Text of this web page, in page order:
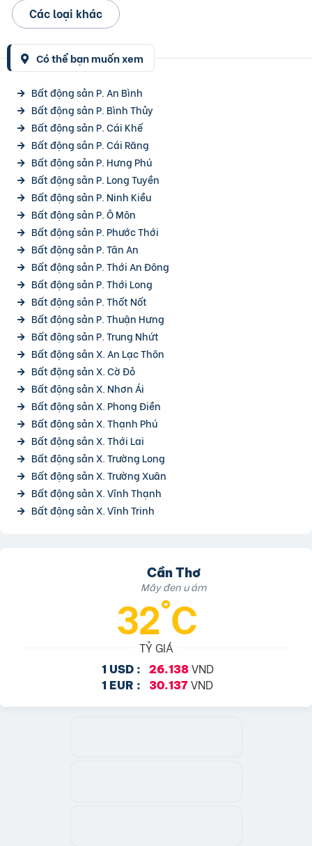
Các loại khác
Có thể bạn muốn xem
Bất động sản P. An Bình
Bất động sản P. Bình Thủy
Bất động sản P. Cái Khế
Bất động sản P. Cái Răng
Bất động sản P. Hưng Phú
Bất động sản P. Long Tuyền
Bất động sản P. Ninh Kiều
Bất động sản P. Ô Môn
Bất động sản P. Phước Thới
Bất động sản P. Tân An
Bất động sản P. Thới An Đông
Bất động sản P. Thới Long
Bất động sản P. Thốt Nốt
Bất động sản P. Thuận Hưng
Bất động sản P. Trung Nhứt
Bất động sản X. An Lạc Thôn
Bất động sản X. Cờ Đỏ
Bất động sản X. Nhơn Ái
Bất động sản X. Phong Điền
Bất động sản X. Thạnh Phú
Bất động sản X. Thới Lai
Bất động sản X. Trường Long
Bất động sản X. Trường Xuân
Bất động sản X. Vĩnh Thạnh
Bất động sản X. Vĩnh Trinh
Cần Thơ
Mây đen u ám
32°C
TỶ GIÁ
1 USD : 26.138VND
1 EUR : 30.137 VND